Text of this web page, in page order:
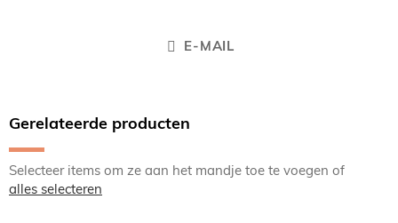
E-MAIL
Gerelateerde producten
Selecteer items om ze aan het mandje toe te voegen of
alles selecteren